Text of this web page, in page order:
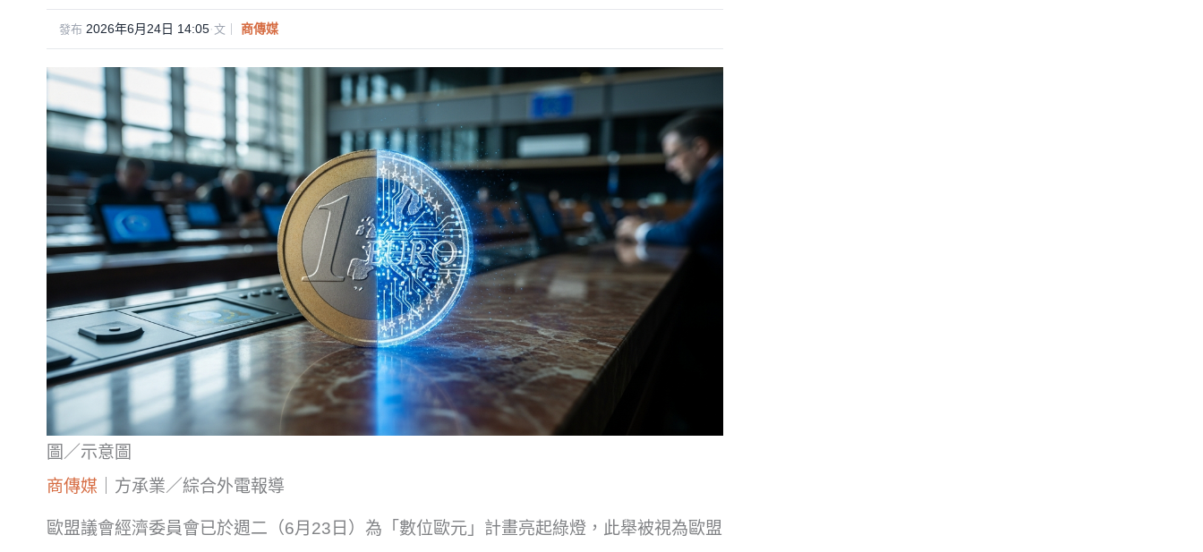
發布 2026年6月24日 14:05·文｜ 商傳媒
圖／示意圖
商傳媒 ｜方承業／綜合外電報導
歐盟議會經濟委員會已於週二（6月23日）為「數位歐元」計畫亮起綠燈，此舉被視為歐盟